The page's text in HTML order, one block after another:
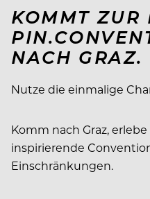
KOMMT ZUR
NACH GRAZ.
Nutze die einmalige
Komm nach Graz,
inspirierende
Einschränkungen.